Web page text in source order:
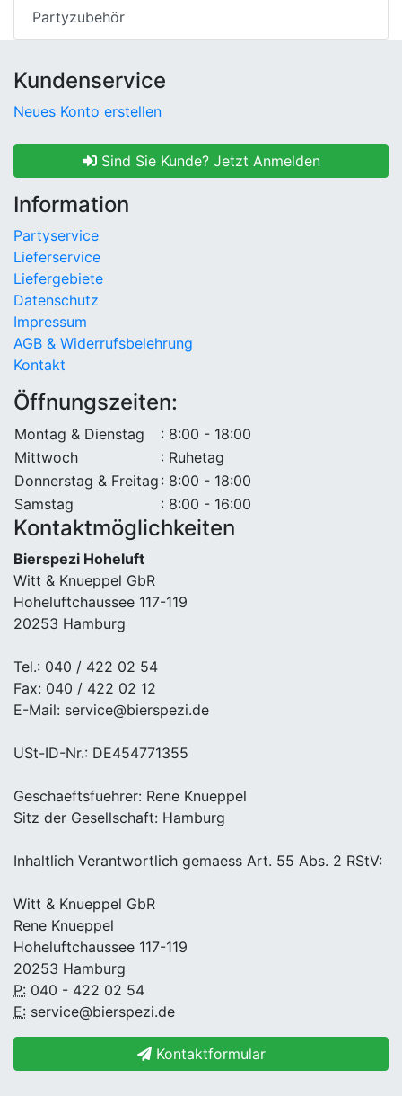
Partyzubehör
Kundenservice
Neues Konto erstellen
Sind Sie Kunde? Jetzt Anmelden
Information
Partyservice
Lieferservice
Liefergebiete
Datenschutz
Impressum
AGB & Widerrufsbelehrung
Kontakt
Öffnungszeiten:
Montag & Dienstag
: 8:00 - 18:00
Mittwoch
: Ruhetag
Donnerstag & Freitag : 8:00 - 18:00
Samstag
: 8:00 - 16:00
Kontaktmöglichkeiten
Bierspezi Hoheluft
Witt & Knueppel GbR
Hoheluftchaussee 117-119
20253 Hamburg
Tel.: 040 / 422 02 54
Fax: 040 / 422 02 12
E-Mail: service@bierspezi.de
USt-ID-Nr.: DE454771355
Geschaeftsfuehrer: Rene Knueppel
Sitz der Gesellschaft: Hamburg
Inhaltlich Verantwortlich gemaess Art. 55 Abs. 2 RStV:
Witt & Knueppel GbR
Rene Knueppel
Hoheluftchaussee 117-119
20253 Hamburg
P: 040 - 422 02 54
E: service@bierspezi.de
Kontaktformular